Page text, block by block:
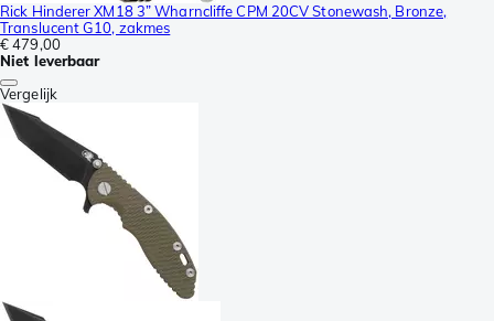
Rick Hinderer XM18 3” Wharncliffe CPM 20CV Stonewash, Bronze,
Translucent G10, zakmes
€ 479,00
Niet leverbaar
Vergelijk